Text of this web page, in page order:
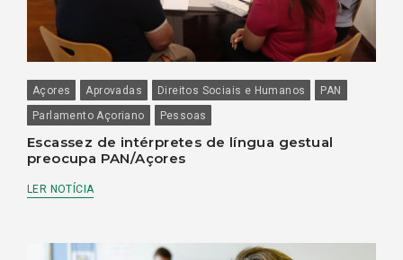
Açores Aprovadas Direitos Sociais e Humanos
PAN
Parlamento Açoriano
Pessoas
Escassez de intérpretes de língua gestual
preocupa PAN/Açores
LER NOTÍCIA